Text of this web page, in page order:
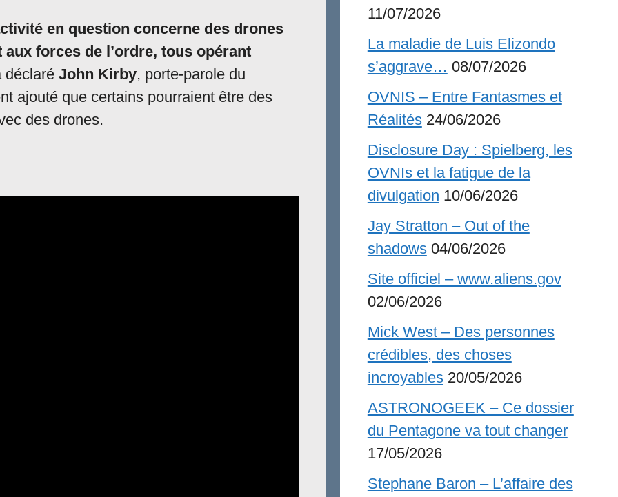
en question concerne des drones
forces de l’ordre, tous opérant
déclaré John Kirby, porte-parole du
ajouté que certains pourraient être des
des drones.
11/07/2026
La maladie de Luis Elizondo
s’aggrave… 08/07/2026
OVNIS – Entre Fantasmes et
Réalités 24/06/2026
Disclosure Day : Spielberg, les
OVNIs et la fatigue de la
divulgation 10/06/2026
Jay Stratton – Out of the
shadows 04/06/2026
Site officiel – www.aliens.gov
02/06/2026
Mick West – Des personnes
crédibles, des choses
incroyables 20/05/2026
ASTRONOGEEK – Ce dossier
du Pentagone va tout changer
17/05/2026
Stephane Baron – L’affaire des